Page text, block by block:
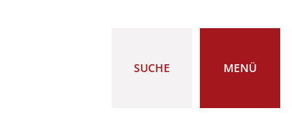
SUCHE MENÜ